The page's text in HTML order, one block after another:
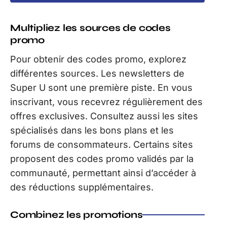
Multipliez les sources de codes
promo
Pour obtenir des codes promo, explorez
différentes sources. Les newsletters de
Super U sont une première piste. En vous
inscrivant, vous recevrez régulièrement des
offres exclusives. Consultez aussi les sites
spécialisés dans les bons plans et les
forums de consommateurs. Certains sites
proposent des codes promo validés par la
communauté, permettant ainsi d’accéder à
des réductions supplémentaires.
Combinez les promotions